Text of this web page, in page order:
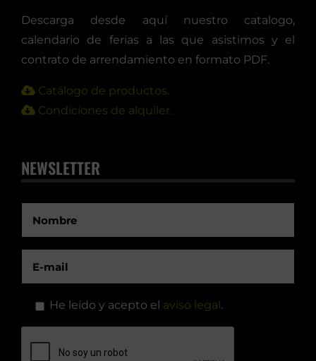
Descarga desde aquí nuestro catalogo,
calendario de ferias a las que asistimos y el
contrato de arrendamiento en formato PDF.
Catálogo de productos.
Condiciones de alquiler.
NEWSLETTER
He leído y acepto el aviso legal .